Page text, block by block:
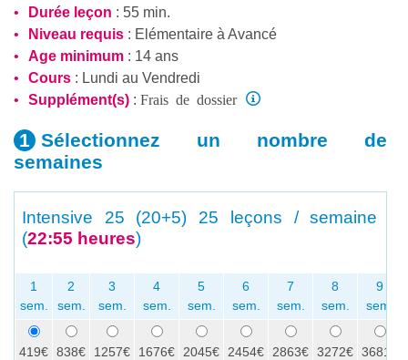
Durée leçon : 55 min.
Niveau requis : Elémentaire à Avancé
Age minimum : 14 ans
Cours : Lundi au Vendredi
Supplément(s) : Frais de dossier
Sélectionnez un nombre de
semaines
Intensive 25 (20+5) 25 leçons / semaine
(22:55 heures)
1
sem.
2
sem.
3
sem.
4
sem.
5
sem.
6
sem.
7
sem.
8
sem.
9
sem.
419€ 838€ 1257€ 1676€ 2045€ 2454€ 2863€ 3272€ 3681€